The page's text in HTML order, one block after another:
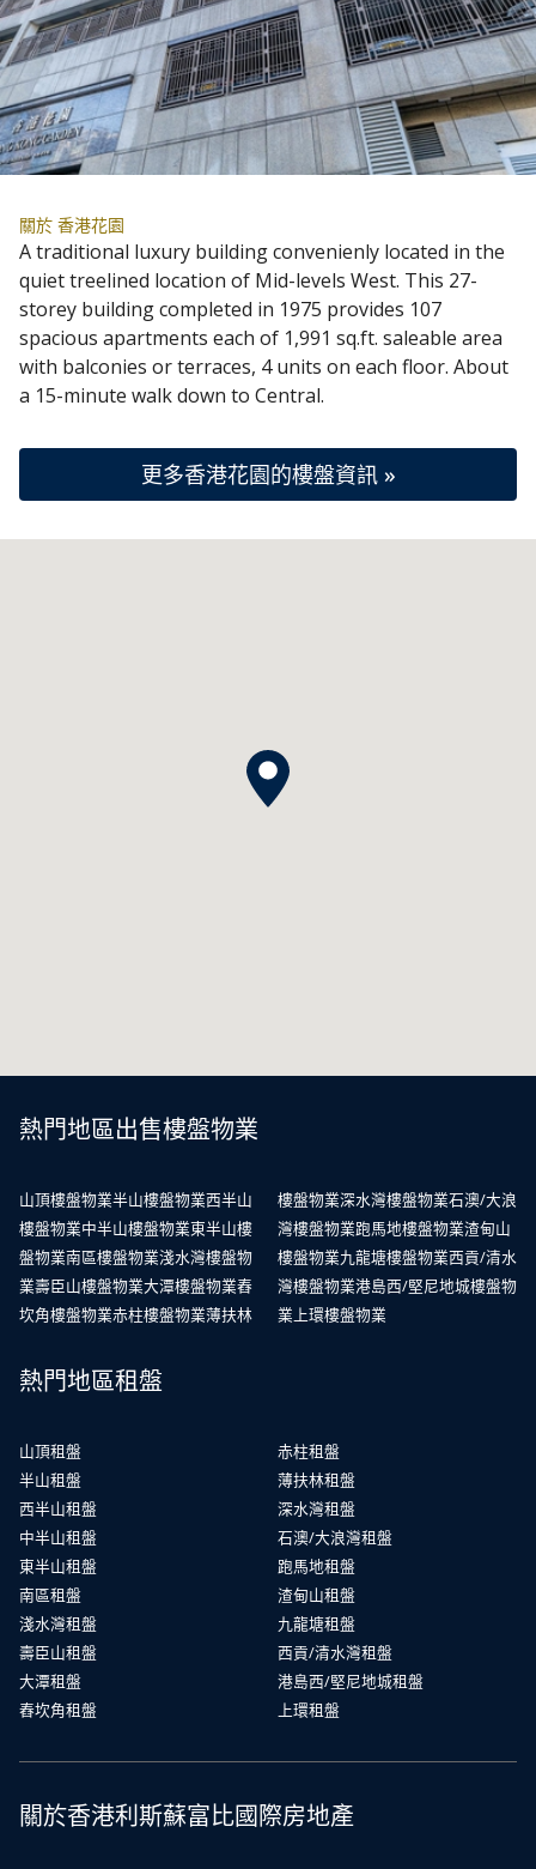
關於 香港花園
A traditional luxury building convenienly located in the
quiet treelined location of Mid-levels West. This 27-
storey building completed in 1975 provides 107
spacious apartments each of 1,991 sq.ft. saleable area
with balconies or terraces, 4 units on each floor. About
a 15-minute walk down to Central.
更多香港花園的樓盤資訊 »
熱門地區出售樓盤物業
山頂樓盤物業半山樓盤物業西半山
樓盤物業中半山樓盤物業東半山樓
盤物業南區樓盤物業淺水灣樓盤物
業壽臣山樓盤物業大潭樓盤物業舂
坎角樓盤物業赤柱樓盤物業薄扶林
樓盤物業深水灣樓盤物業石澳/大浪
灣樓盤物業跑馬地樓盤物業渣甸山
樓盤物業九龍塘樓盤物業西貢/清水
灣樓盤物業港島西/堅尼地城樓盤物
業 上環樓盤物業
熱門地區租盤
山頂租盤
半山租盤
西半山租盤
中半山租盤
東半山租盤
南區租盤
淺水灣租盤
壽臣山租盤
大潭租盤
舂坎角租盤
赤柱租盤
薄扶林租盤
深水灣租盤
石澳/大浪灣租盤
跑馬地租盤
渣甸山租盤
九龍塘租盤
西貢/清水灣租盤
港島西/堅尼地城租盤
上環租盤
關於香港利斯蘇富比國際房地產